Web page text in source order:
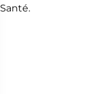
Santé.